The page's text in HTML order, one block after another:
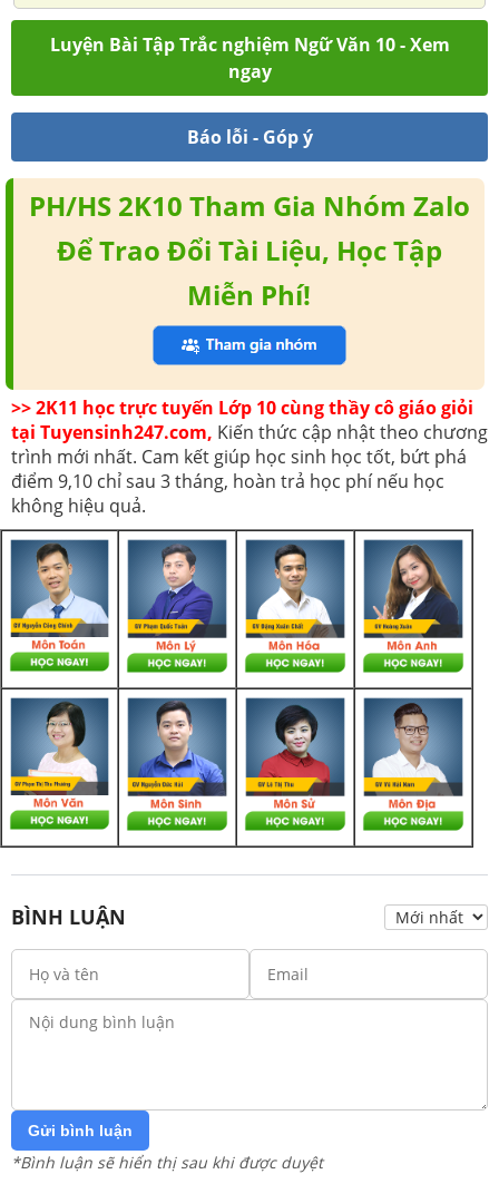
Luyện Bài Tập Trắc nghiệm Ngữ Văn 10 - Xem
ngay
Báo lỗi - Góp ý
PH/HS 2K10 Tham Gia Nhóm Zalo
Để Trao Đổi Tài Liệu, Học Tập
Miễn Phí!
>> 2K11 học trực tuyến Lớp 10 cùng thầy cô giáo giỏi
tại Tuyensinh247.com, Kiến thức cập nhật theo chương
trình mới nhất. Cam kết giúp học sinh học tốt, bứt phá
điểm 9,10 chỉ sau 3 tháng, hoàn trả học phí nếu học
không hiệu quả.
BÌNH LUẬN
Gửi bình luận
*Bình luận sẽ hiển thị sau khi được duyệt